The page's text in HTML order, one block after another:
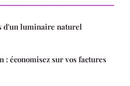
d'un luminaire naturel
: économisez sur vos factures